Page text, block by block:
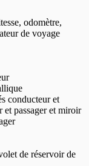
odomètre,
de voyage
conducteur et
et passager et miroir
de réservoir de